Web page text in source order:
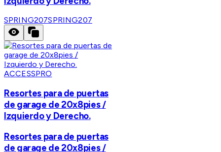
SPRING207SPRING207
ACCESSPRO
Resortes para de puertas
de garage de 20x8pies /
Izquierdo y Derecho.
Resortes para de puertas
de garage de 20x8pies /